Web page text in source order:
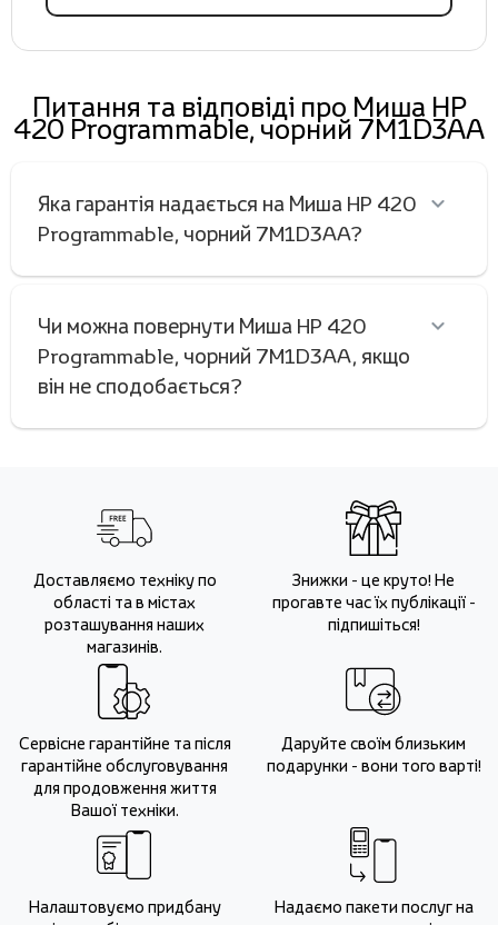
Питання та відповіді про Миша HP
420 Programmable, чорний 7M1D3AA
Яка гарантія надається на Миша HP 420
Programmable, чорний 7M1D3AA?
Чи можна повернути Миша HP 420
Programmable, чорний 7M1D3AA, якщо
він не сподобається?
Доставляємо техніку по
області та в містах
розташування наших
магазинів.
Знижки - це круто! Не
прогавте час їх публікації -
підпишіться!
Сервісне гарантійне та після
гарантійне обслуговування
для продовження життя
Вашої техніки.
Даруйте своїм близьким
подарунки - вони того варті!
Налаштовуємо придбану
Надаємо пакети послуг на